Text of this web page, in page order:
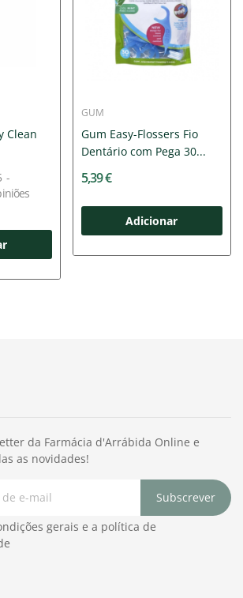
Clean
-
GUM
Gum Easy-Flossers Fio
Dentário com Pega 30...
5,39 €
Adicionar
da Farmácia d'Arrábida Online e
as novidades!
Subscrever
gerais e a política de